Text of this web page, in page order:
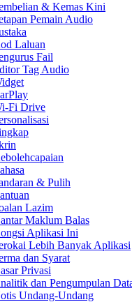
& Kemas Kini
Pemain Audio
Laluan
Fail
Tag Audio
Fi Drive
& Pulih
Lazim
Maklum Balas
Aplikasi Ini
Lebih Banyak Aplikasi
dan Syarat
Privasi
dan Pengumpulan
Undang-Undang